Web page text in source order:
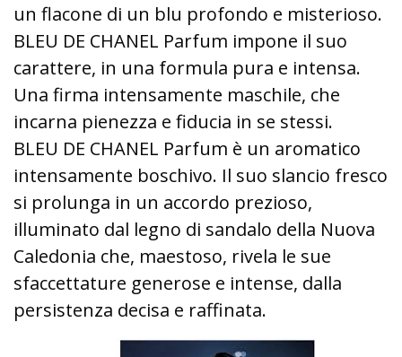
un flacone di un blu profondo e misterioso.
BLEU DE CHANEL Parfum impone il suo
carattere, in una formula pura e intensa.
Una firma intensamente maschile, che
incarna pienezza e fiducia in se stessi.
BLEU DE CHANEL Parfum è un aromatico
intensamente boschivo. Il suo slancio fresco
si prolunga in un accordo prezioso,
illuminato dal legno di sandalo della Nuova
Caledonia che, maestoso, rivela le sue
sfaccettature generose e intense, dalla
persistenza decisa e raffinata.